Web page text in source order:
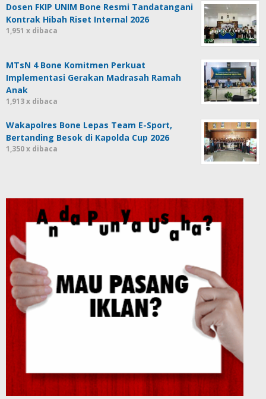
Dosen FKIP UNIM Bone Resmi Tandatangani
Kontrak Hibah Riset Internal 2026
1,951 x dibaca
MTsN 4 Bone Komitmen Perkuat
Implementasi Gerakan Madrasah Ramah
Anak
1,913 x dibaca
Wakapolres Bone Lepas Team E-Sport,
Bertanding Besok di Kapolda Cup 2026
1,350 x dibaca